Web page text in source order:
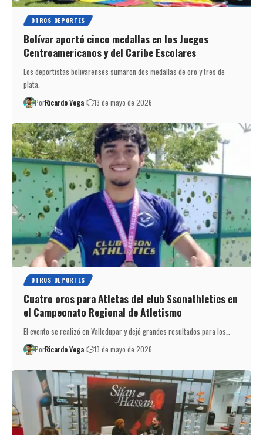
OTROS DEPORTES
Bolívar aportó cinco medallas en los Juegos
Centroamericanos y del Caribe Escolares
Los deportistas bolivarenses sumaron dos medallas de oro y tres de
plata.
PorRicardo Vega 13 de mayo de 2026
OTROS DEPORTES
Cuatro oros para Atletas del club Ssonathletics en
el Campeonato Regional de Atletismo
El evento se realizó en Valledupar y dejó grandes resultados para los…
PorRicardo Vega 13 de mayo de 2026